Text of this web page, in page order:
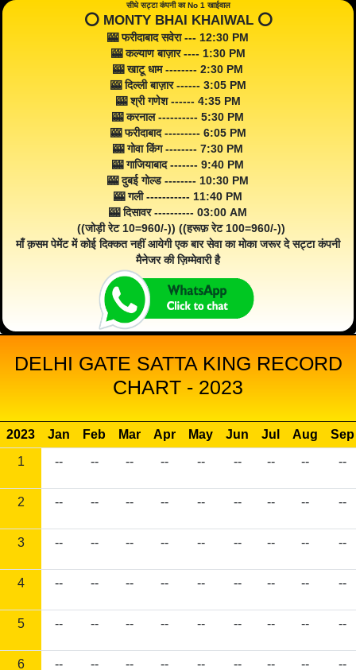
सीधे सट्टा कंपनी का No 1 खाईवाल
⭕️ MONTY BHAI KHAIWAL ⭕️
🎰 फरीदाबाद सवेरा --- 12:30 PM
🎰 कल्याण बाज़ार ---- 1:30 PM
🎰 खाटू धाम -------- 2:30 PM
🎰 दिल्ली बाज़ार ------ 3:05 PM
🎰 श्री गणेश ------ 4:35 PM
🎰 करनाल ---------- 5:30 PM
🎰 फरीदाबाद --------- 6:05 PM
🎰 गोवा किंग -------- 7:30 PM
🎰 गाजियाबाद ------- 9:40 PM
🎰 दुबई गोल्ड -------- 10:30 PM
🎰 गली ----------- 11:40 PM
🎰 दिसावर ---------- 03:00 AM
((जोड़ी रेट 10=960/-)) ((हरूफ़ रेट 100=960/-))
माँ क़सम पेमेंट में कोई दिक्कत नहीं आयेगी एक बार सेवा का मोका जरूर दे सट्टा कंपनी
मैनेजर की ज़िम्मेवारी है
DELHI GATE SATTA KING RECORD
CHART - 2023
2023 Jan Feb Mar Apr May Jun Jul Aug
Sep
1
-- -- -- -- -- -- -- -- --
2 -- -- -- -- -- -- -- -- --
3 -- -- -- -- -- -- -- -- --
4 -- -- -- -- -- -- -- -- --
5 -- -- -- -- -- -- -- -- --
6 -- -- -- -- -- -- -- -- --